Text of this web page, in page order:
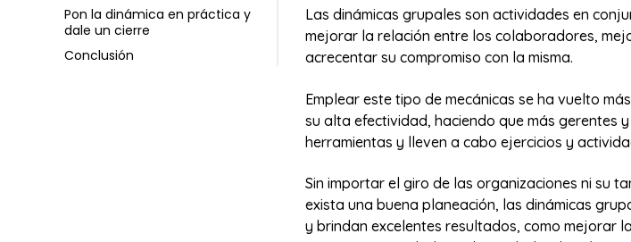
Pon la dinámica en práctica y
dale un cierre
Conclusión
Las dinámicas grupales son actividades en
mejorar la relación entre los colaboradores,
acrecentar su compromiso con la misma.
Emplear este tipo de mecánicas se ha vuelto
su alta efectividad, haciendo que más gerentes
herramientas y lleven a cabo ejercicios y
Sin importar el giro de las organizaciones ni su
exista una buena planeación, las dinámicas
y brindan excelentes resultados, como mejorar